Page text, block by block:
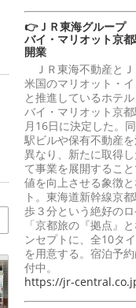
👉ＪＲ東海グループ
バイ・マリオット京
開業
ＪＲ東海不動産と
米国のマリオット・
と推進しているホテ
バイ・マリオット京
月16日に決定した。
駅ビルや保有不動産
異なり、新たに取得
て事業を展開するこ
値を向上させる象徴
ト。東海道新幹線京
歩３分という絶好のロ
「京都旅の『拠点』
ンセプトに、全10タ
を用意する。宿泊予
付中。
https://jr-